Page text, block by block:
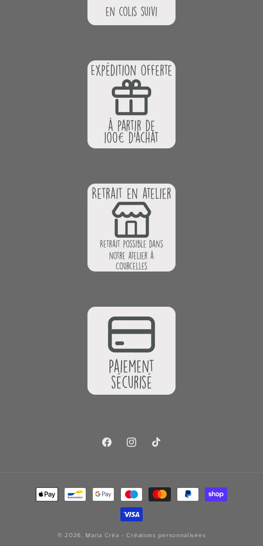
FacebookInstagramTikTok
Moyens
© 2026, Maria Créa - Créations personnalisées